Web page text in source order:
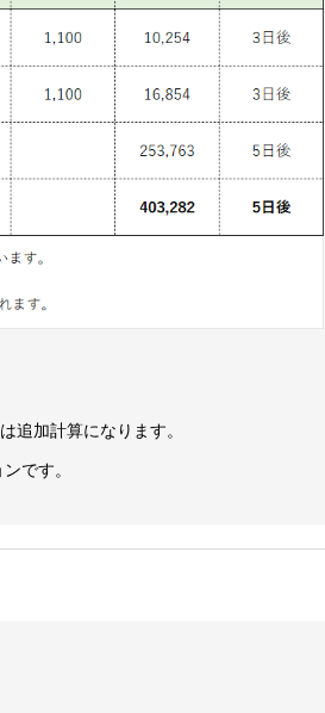
加計算になります。
です。